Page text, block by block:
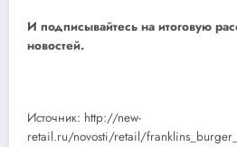
И подписывайтесь на итоговую
новостей.
Источник: http://new-
retail.ru/novosti/retail/